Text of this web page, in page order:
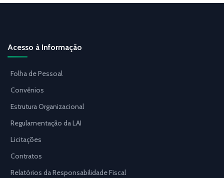
Acesso à Informação
Folha de Pessoal
Convênios
Estrutura Organizacional
Regulamentação da LAI
Licitações
Contratos
Relatórios da Responsabilidade Fiscal